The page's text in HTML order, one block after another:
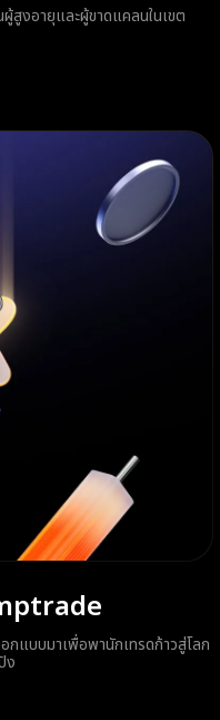
งอายุและผู้ขาดแคลนในเขต
แบบมาเพื่อพานักเทรดก้าวสู่โลก
ง